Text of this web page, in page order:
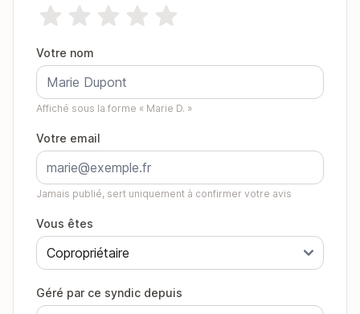
Votre nom
Affiché sous la forme « Marie D. »
Votre email
Jamais publié, sert uniquement à confirmer votre avis
Vous êtes
Géré par ce syndic depuis